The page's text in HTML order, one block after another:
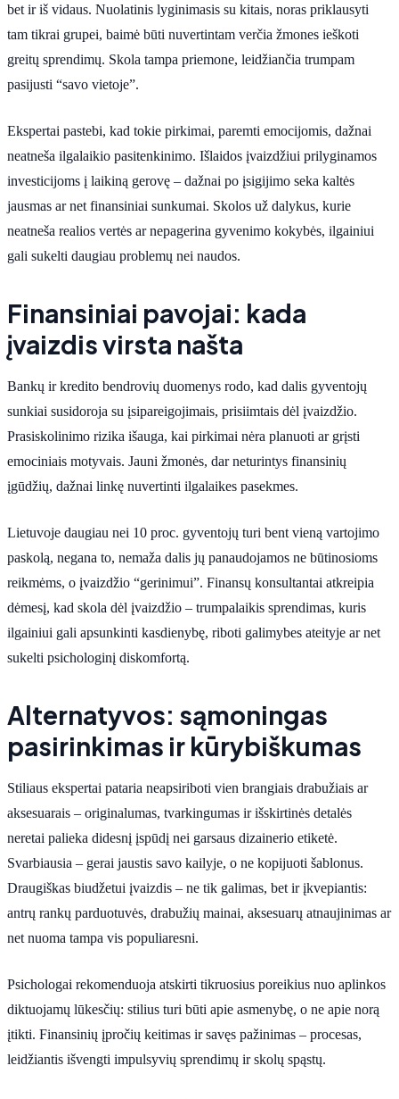
bet ir iš vidaus. Nuolatinis lyginimasis su kitais, noras priklausyti
tam tikrai grupei, baimė būti nuvertintam verčia žmones ieškoti
greitų sprendimų. Skola tampa priemone, leidžiančia trumpam
pasijusti “savo vietoje”.
Ekspertai pastebi, kad tokie pirkimai, paremti emocijomis, dažnai
neatneša ilgalaikio pasitenkinimo. Išlaidos įvaizdžiui prilyginamos
investicijoms į laikiną gerovę – dažnai po įsigijimo seka kaltės
jausmas ar net finansiniai sunkumai. Skolos už dalykus, kurie
neatneša realios vertės ar nepagerina gyvenimo kokybės, ilgainiui
gali sukelti daugiau problemų nei naudos.
Finansiniai pavojai: kada
įvaizdis virsta našta
Bankų ir kredito bendrovių duomenys rodo, kad dalis gyventojų
sunkiai susidoroja su įsipareigojimais, prisiimtais dėl įvaizdžio.
Prasiskolinimo rizika išauga, kai pirkimai nėra planuoti ar grįsti
emociniais motyvais. Jauni žmonės, dar neturintys finansinių
įgūdžių, dažnai linkę nuvertinti ilgalaikes pasekmes.
Lietuvoje daugiau nei 10 proc. gyventojų turi bent vieną vartojimo
paskolą, negana to, nemaža dalis jų panaudojamos ne būtinosioms
reikmėms, o įvaizdžio “gerinimui”. Finansų konsultantai atkreipia
dėmesį, kad skola dėl įvaizdžio – trumpalaikis sprendimas, kuris
ilgainiui gali apsunkinti kasdienybę, riboti galimybes ateityje ar net
sukelti psichologinį diskomfortą.
Alternatyvos: sąmoningas
pasirinkimas ir kūrybiškumas
Stiliaus ekspertai pataria neapsiriboti vien brangiais drabužiais ar
aksesuarais – originalumas, tvarkingumas ir išskirtinės detalės
neretai palieka didesnį įspūdį nei garsaus dizainerio etiketė.
Svarbiausia – gerai jaustis savo kailyje, o ne kopijuoti šablonus.
Draugiškas biudžetui įvaizdis – ne tik galimas, bet ir įkvepiantis:
antrų rankų parduotuvės, drabužių mainai, aksesuarų atnaujinimas ar
net nuoma tampa vis populiaresni.
Psichologai rekomenduoja atskirti tikruosius poreikius nuo aplinkos
diktuojamų lūkesčių: stilius turi būti apie asmenybę, o ne apie norą
įtikti. Finansinių įpročių keitimas ir savęs pažinimas – procesas,
leidžiantis išvengti impulsyvių sprendimų ir skolų spąstų.